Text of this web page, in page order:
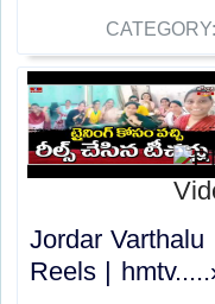
CATEGORY:
Jordar
Reels |